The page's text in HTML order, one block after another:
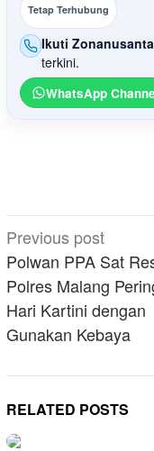
Tetap Terhubung
Ikuti
terkini.
WhatsApp
Post
navigation
Previous post
Polwan PPA Sat
Polres Malang
Hari Kartini dengan
Gunakan Kebaya
RELATED POSTS